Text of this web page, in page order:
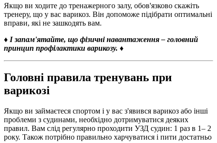
Якщо ви ходите до тренажерного залу, обов'язково скажіть
тренеру, що у вас варикоз. Він допоможе підібрати оптимальні
вправи, які не зашкодять вам.
♦ І запам'ятайте, що фізичні навантаження – головний
принцип профілактики варикозу. ♦
Головні правила тренувань при
варикозі
Якщо ви займаєтеся спортом і у вас з'явився варикоз або інші
проблеми з судинами, необхідно дотримуватися деяких
правил. Вам слід регулярно проходити УЗД судин: 1 раз в 1– 2
року. Також потрібно правильно харчуватися і пити достатньо